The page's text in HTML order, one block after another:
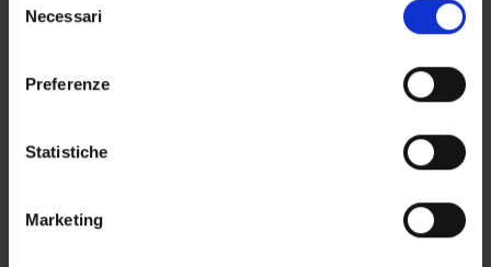
modificare o revocare il proprio consenso in qualsiasi
momento dalla Dichiarazione sui cookie o facendo clic
raccogliere informazioni sulla tua posizione
geografica, con un'approssimazione di qualche
Identificare il tuo dispositivo, scansionandolo
delNecessari
Preferenze
Statistiche
Marketing